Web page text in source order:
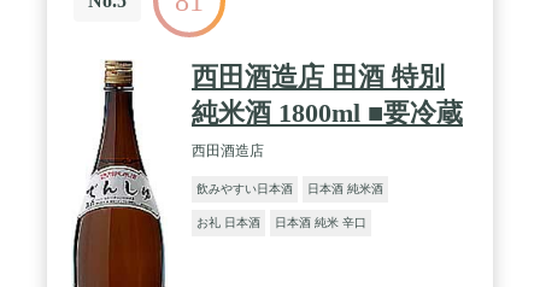
西田酒造店 田酒 特別
純米酒 1800ml ■要冷蔵
西田酒造店
飲みやすい日本酒 日本酒 純米酒
お礼 日本酒 日本酒 純米 辛口